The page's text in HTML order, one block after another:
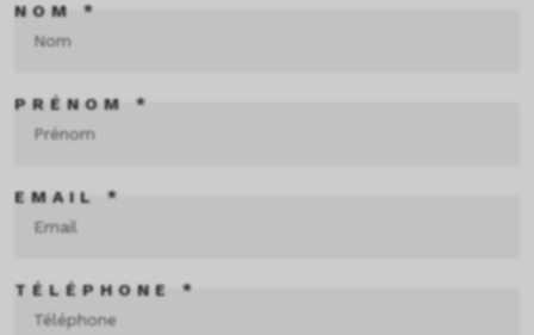
NOM *
PRÉNOM *
EMAIL *
TÉLÉPHONE *